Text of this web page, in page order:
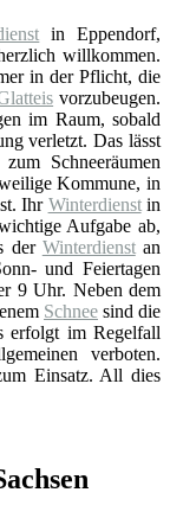
in Eppendorf,
willkommen.
in der Pflicht, die
vorzubeugen.
im Raum, sobald
verletzt. Das lässt
Schneeräumen
Kommune, in
Ihr Winterdienstin
Aufgabe ab,
der Winterdienstan
und Feiertagen
9 Uhr. Neben dem
Schnee sind die
erfolgt im Regelfall
verboten.
Einsatz. All dies